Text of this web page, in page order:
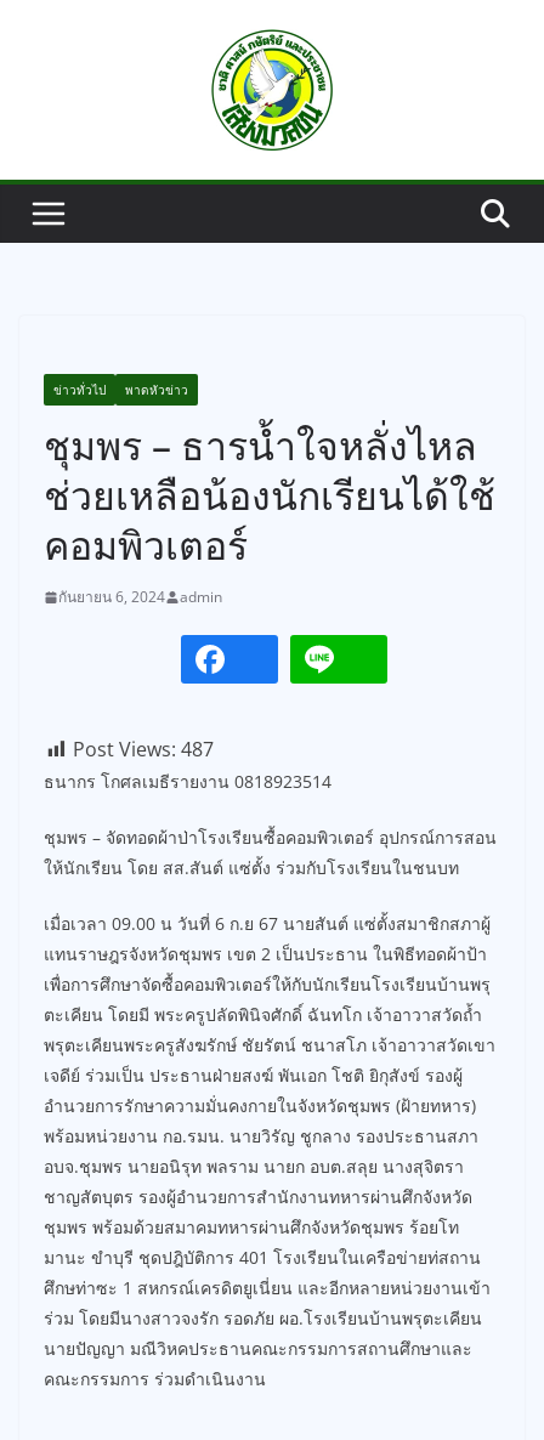
ข่าวทั่วไป พาดหัวข่าว
ชุมพร – ธารน้ำใจหลั่งไหล
ช่วยเหลือน้องนักเรียนได้ใช้
คอมพิวเตอร์
กันยายน 6, 2024 admin
Post Views: 487
ธนากร โกศลเมธีรายงาน 0818923514
ชุมพร – จัดทอดผ้าป่าโรงเรียนซื้อคอมพิวเตอร์ อุปกรณ์การสอน
ให้นักเรียน โดย สส.สันต์ แซ่ตั้ง ร่วมกับโรงเรียนในชนบท
เมื่อเวลา 09.00 น วันที่ 6 ก.ย 67 นายสันต์ แซ่ตั้งสมาชิกสภาผู้
แทนราษฎรจังหวัดชุมพร เขต 2 เป็นประธาน ในพิธีทอดผ้าป้า
เพื่อการศึกษาจัดซื้อคอมพิวเตอร์ให้กับนักเรียนโรงเรียนบ้านพรุ
ตะเคียน โดยมี พระครูปลัดพินิจศักดิ์ ฉันทโก เจ้าอาวาสวัดถ้ำ
พรุตะเคียนพระครูสังฆรักษ์ ชัยรัตน์ ชนาสโภ เจ้าอาวาสวัดเขา
เจดีย์ ร่วมเป็น ประธานฝ่ายสงฆ์ พันเอก โชติ ยิกุสังข์ รองผู้
อำนวยการรักษาความมั่นคงกายในจังหวัดชุมพร (ฝ้ายทหาร)
พร้อมหน่วยงาน กอ.รมน. นายวิรัญ ชูกลาง รองประธานสภา
อบจ.ชุมพร นายอนิรุท พลราม นายก อบต.สลุย นางสุจิตรา
ชาญสัตบุตร รองผู้อำนวยการสำนักงานทหารผ่านศึกจังหวัด
ชุมพร พร้อมด้วยสมาคมทหารผ่านศึกจังหวัดชุมพร ร้อยโท
มานะ ขำบุรี ชุดปฎิบัติการ 401 โรงเรียนในเครือข่ายท่สถาน
ศึกษท่าซะ 1 สหกรณ์เครดิตยูเนี่ยน และอีกหลายหน่วยงานเข้า
ร่วม โดยมีนางสาวจงรัก รอดภัย ผอ.โรงเรียนบ้านพรุตะเคียน
นายปัญญา มณีวิหคประธานคณะกรรมการสถานศึกษาและ
คณะกรรมการ ร่วมดำเนินงาน